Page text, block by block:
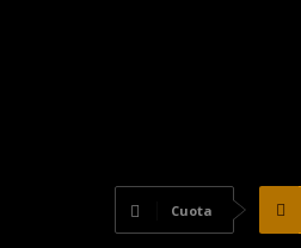
Cuota